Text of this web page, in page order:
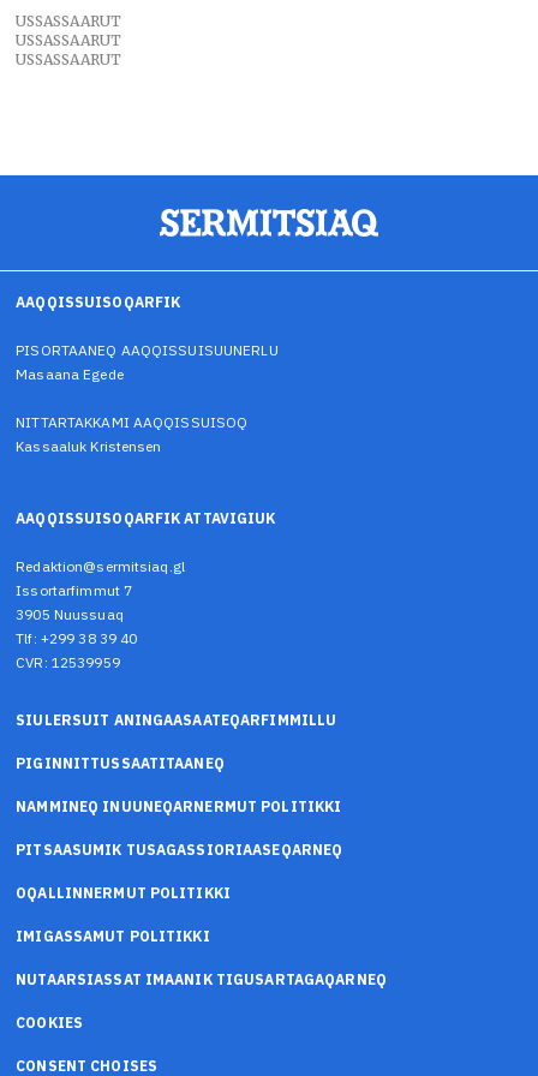
USSASSAARUT
USSASSAARUT
USSASSAARUT
AAQQISSUISOQARFIK
PISORTAANEQ AAQQISSUISUUNERLU
Masaana Egede
NITTARTAKKAMI AAQQISSUISOQ
Kassaaluk Kristensen
AAQQISSUISOQARFIK ATTAVIGIUK
Redaktion@sermitsiaq.gl
Issortarfimmut 7
3905 Nuussuaq
Tlf: +299 38 39 40
CVR: 12539959
SIULERSUIT ANINGAASAATEQARFIMMILLU
PIGINNITTUSSAATITAANEQ
NAMMINEQ INUUNEQARNERMUT POLITIKKI
PITSAASUMIK TUSAGASSIORIAASEQARNEQ
OQALLINNERMUT POLITIKKI
IMIGASSAMUT POLITIKKI
NUTAARSIASSAT IMAANIK TIGUSARTAGAQARNEQ
COOKIES
CONSENT CHOISES